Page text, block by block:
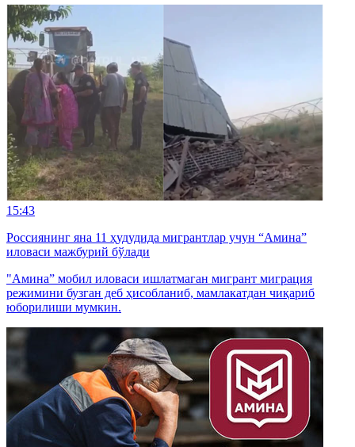
15:43
Россиянинг яна 11 ҳудудида мигрантлар учун “Амина”
иловаси мажбурий бўлади
"Амина” мобил иловаси ишлатмаган мигрант миграция
режимини бузган деб ҳисобланиб, мамлакатдан чиқариб
юборилиши мумкин.